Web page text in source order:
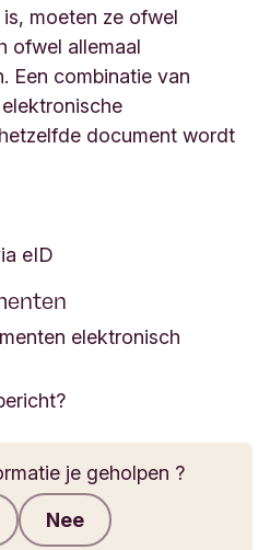
moeten ze ofwel
ofwel allemaal
Een combinatie van
document wordt
eID
elektronisch
je geholpen ?
Nee